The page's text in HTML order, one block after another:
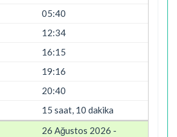
05:40
12:34
16:15
19:16
20:40
15 saat, 10 dakika
26 Ağustos 2026 -